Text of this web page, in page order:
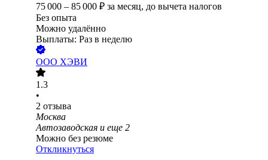
75 000 – 85 000 ₽ за месяц, до вычета налогов
Без опыта
Можно удалённо
Выплаты: Раз в неделю
ООО ХЭВИ
1.3
•
2 отзыва
Москва
Автозаводская и еще 2
Можно без резюме
Откликнуться